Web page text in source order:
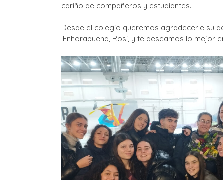
cariño de compañeros y estudiantes.
Desde el colegio queremos agradecerle su
¡Enhorabuena, Rosi, y te deseamos lo mejor